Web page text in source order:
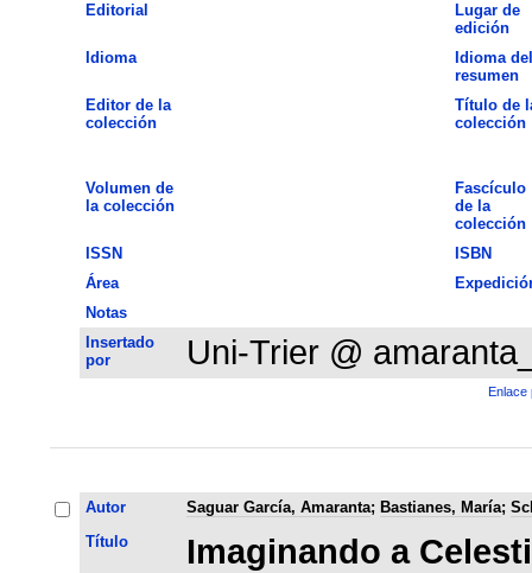
Editorial
Lugar de
edición
Idioma
Idioma del
resumen
Editor de la
colección
Título de
colección
Volumen de
la colección
Fascículo
de la
colección
ISSN
ISBN
Área
Notas
Insertado
por
Uni-Trier @
Enlace
Autor Saguar García, Amaranta; Bastianes, María;
Título
Imaginando a